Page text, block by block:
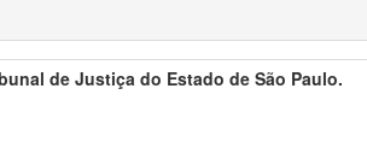
de Justiça do Estado de São Paulo.